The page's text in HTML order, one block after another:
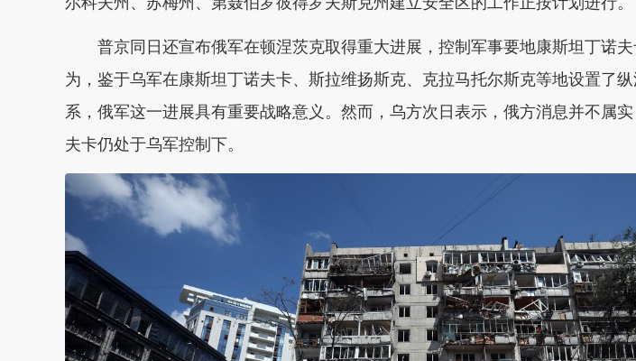
普京同日还宣布俄军在顿涅茨克取得重大进展，控制军事要地康斯坦丁诺
为，鉴于乌军在康斯坦丁诺夫卡、斯拉维扬斯克、克拉马托尔斯克等地设置了
系，俄军这一进展具有重要战略意义。然而，乌方次日表示，俄方消息并不属
夫卡仍处于乌军控制下。